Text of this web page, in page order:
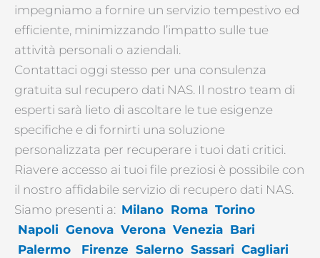
impegniamo a fornire un servizio tempestivo ed
efficiente, minimizzando l’impatto sulle tue
attività personali o aziendali.
Contattaci oggi stesso per una consulenza
gratuita sul recupero dati NAS. Il nostro team di
esperti sarà lieto di ascoltare le tue esigenze
specifiche e di fornirti una soluzione
personalizzata per recuperare i tuoi dati critici.
Riavere accesso ai tuoi file preziosi è possibile con
il nostro affidabile servizio di recupero dati NAS.
Siamo presenti a: Milano Roma Torino
Napoli Genova Verona Venezia Bari
Palermo
Firenze Salerno Sassari Cagliari